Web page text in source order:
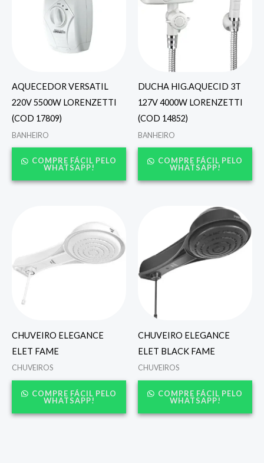
AQUECEDOR VERSATIL
220V 5500W LORENZETTI
(COD 17809)
BANHEIRO
COMPRE FÁCIL PELO
WHATSAPP!
DUCHA HIG.AQUECID 3T
127V 4000W LORENZETTI
(COD 14852)
BANHEIRO
COMPRE FÁCIL PELO
WHATSAPP!
CHUVEIRO ELEGANCE
ELET FAME
CHUVEIROS
COMPRE FÁCIL PELO
WHATSAPP!
CHUVEIRO ELEGANCE
ELET BLACK FAME
CHUVEIROS
COMPRE FÁCIL PELO
WHATSAPP!